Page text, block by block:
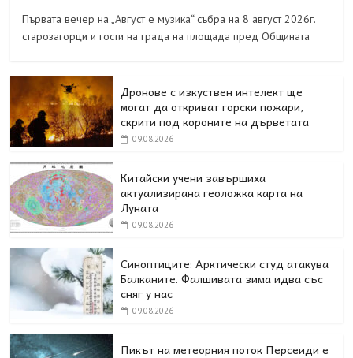
Първата вечер на „Август е музика“ събра на 8 август 2026г.
старозагорци и гости на града на площада пред Общината
Дронове с изкуствен интелект ще
могат да откриват горски пожари,
скрити под короните на дърветата
09.08.2026
Китайски учени завършиха
актуализирана геоложка карта на
Луната
09.08.2026
Синоптиците: Арктически студ атакува
Балканите. Фалшивата зима идва със
сняг у нас
09.08.2026
Пикът на метеорния поток Персеиди е